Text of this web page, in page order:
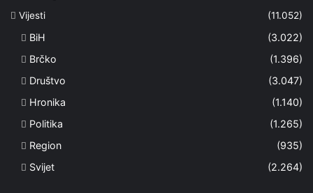
Vijesti
(11.052)
BiH
(3.022)
Brčko
(1.396)
Društvo
(3.047)
Hronika
(1.140)
Politika
(1.265)
Region
(935)
Svijet
(2.264)